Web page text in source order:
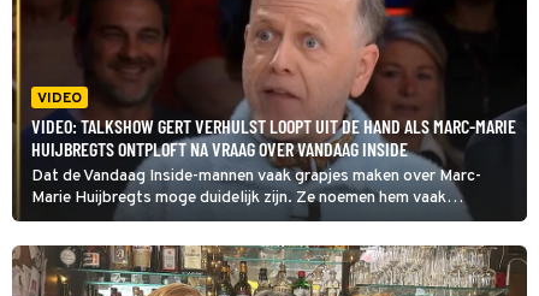
VIDEO
VIDEO: TALKSHOW GERT VERHULST LOOPT UIT DE HAND ALS MARC-MARIE
HUIJBREGTS ONTPLOFT NA VRAAG OVER VANDAAG INSIDE
Dat de Vandaag Inside-mannen vaak grapjes maken over Marc-
Marie Huijbregts moge duidelijk zijn. Ze noemen hem vaak
‘piepkuiken’ maar Marc-Marie krijgt daar zelf niet zoveel van mee
omdat hij nooit kijkt, zo laat hij weten in de talkshow van Gert
Verhulst. Toch weet Thomas van Groningen wel zijn irritatiezone te
bereiken.